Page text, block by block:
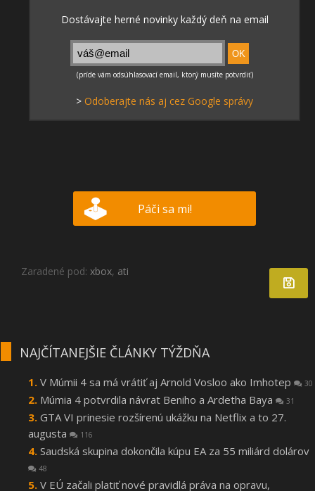
> Odoberajte nás aj cez Google správy
Páči sa mi!
Zaradené pod: xbox, ati
NAJČÍTANEJŠIE ČLÁNKY TÝŽDŇA
V Múmii 4 sa má vrátiť aj Arnold Vosloo ako Imhotep 30
Múmia 4 potvrdila návrat Beniho a Ardetha Baya 31
GTA VI prinesie rozšírenú ukážku na Netflix a to 27.
augusta
116
Saudská skupina dokončila kúpu EA za 55 miliárd dolárov
48
V EÚ začali platiť nové pravidlá práva na opravu,